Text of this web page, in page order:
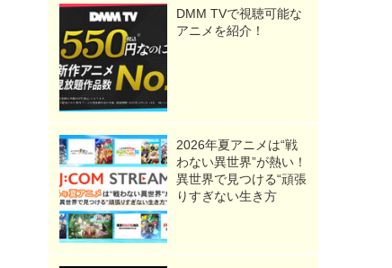
DMM TVで視聴可能な
アニメを紹介！
2026年夏アニメは“戦
わない異世界”が熱い！
異世界で見つける“頑張
りすぎない生き方